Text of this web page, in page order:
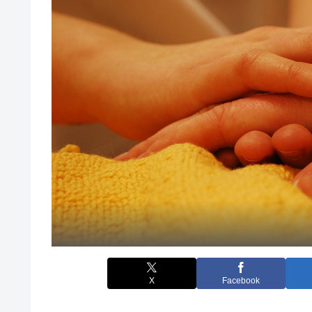
X Facebook